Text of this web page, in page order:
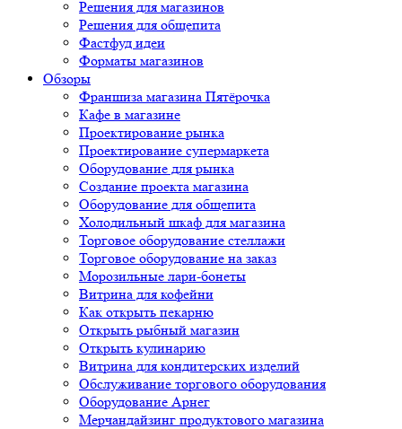
Решения для магазинов
Решения для общепита
Фастфуд идеи
Форматы магазинов
Обзоры
Франшиза магазина Пятёрочка
Кафе в магазине
Проектирование рынка
Проектирование супермаркета
Оборудование для рынка
Создание проекта магазина
Оборудование для общепита
Холодильный шкаф для магазина
Торговое оборудование стеллажи
Торговое оборудование на заказ
Морозильные лари-бонеты
Витрина для кофейни
Как открыть пекарню
Открыть рыбный магазин
Открыть кулинарию
Витрина для кондитерских изделий
Обслуживание торгового оборудования
Оборудование Арнег
Мерчандайзинг продуктового магазина